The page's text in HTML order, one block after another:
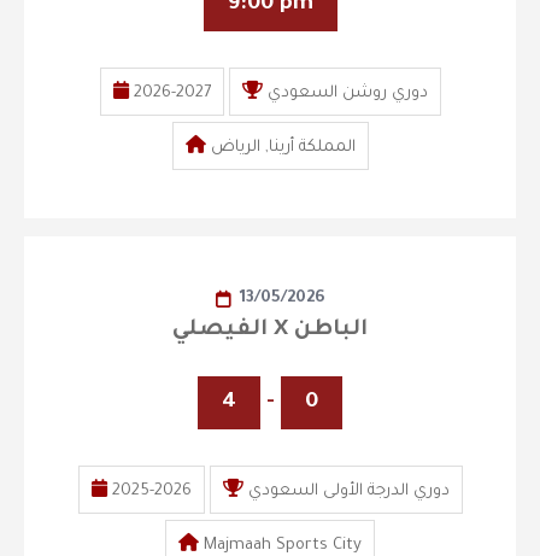
2026-2027 دوري روشن السعودي
المملكة أرينا, الرياض
13/05/2026
الفيصلي X الباطن
4 - 0
2025-2026 دوري الدرجة الأولى السعودي
Majmaah Sports City